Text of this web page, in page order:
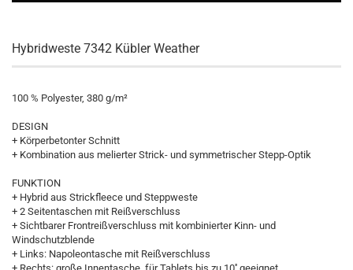
Hybridweste 7342 Kübler Weather
100 % Polyester, 380 g/m²
DESIGN
+ Körperbetonter Schnitt
+ Kombination aus melierter Strick- und symmetrischer Stepp-Optik
FUNKTION
+ Hybrid aus Strickfleece und Steppweste
+ 2 Seitentaschen mit Reißverschluss
+ Sichtbarer Frontreißverschluss mit kombinierter Kinn- und
Windschutzblende
+ Links: Napoleontasche mit Reißverschluss